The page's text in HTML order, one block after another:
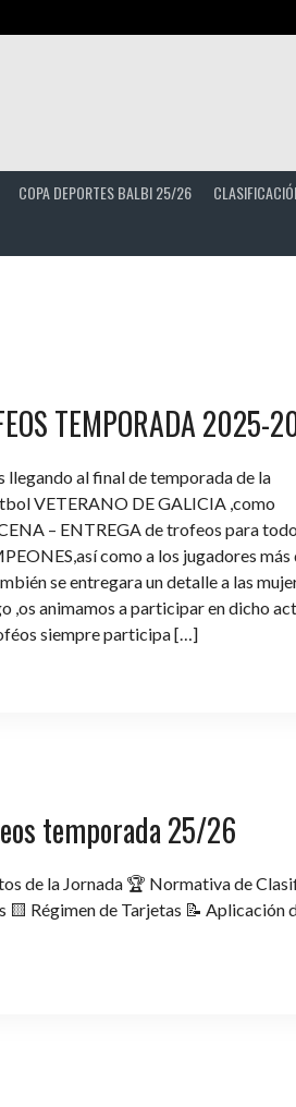
COPA DEPORTES BALBI 25/26
TEMPORADA 2025-
llegando al final de temporada de la
VETERANO DE GALICIA ,como
– ENTREGA de trofeos para
como a los jugadores
se entregara un detalle a las
,os animamos a participar en dicho
siempre participa […]
temporada 25/26
de la Jornada 🏆 Normativa de
🟨 Régimen de Tarjetas 📝 Aplicación